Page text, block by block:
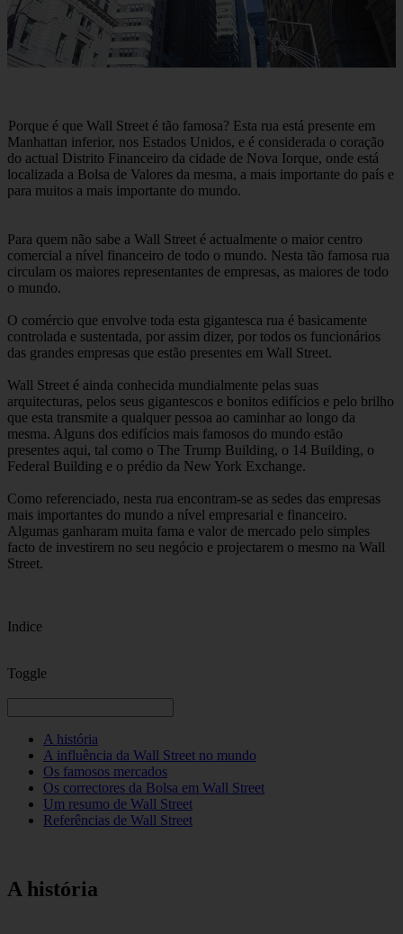
Porque é que Wall Street é tão famosa? Esta rua está presente em
Manhattan inferior, nos Estados Unidos, e é considerada o coração
do actual Distrito Financeiro da cidade de Nova Iorque, onde está
localizada a Bolsa de Valores da mesma, a mais importante do país e
para muitos a mais importante do mundo.
Para quem não sabe a Wall Street é actualmente o maior centro
comercial a nível financeiro de todo o mundo. Nesta tão famosa rua
circulam os maiores representantes de empresas, as maiores de todo
o mundo.
O comércio que envolve toda esta gigantesca rua é basicamente
controlada e sustentada, por assim dizer, por todos os funcionários
das grandes empresas que estão presentes em Wall Street.
Wall Street é ainda conhecida mundialmente pelas suas
arquitecturas, pelos seus gigantescos e bonitos edifícios e pelo brilho
que esta transmite a qualquer pessoa ao caminhar ao longo da
mesma. Alguns dos edifícios mais famosos do mundo estão
presentes aqui, tal como o The Trump Building, o 14 Building, o
Federal Building e o prédio da New York Exchange.
Como referenciado, nesta rua encontram-se as sedes das empresas
mais importantes do mundo a nível empresarial e financeiro.
Algumas ganharam muita fama e valor de mercado pelo simples
facto de investirem no seu negócio e projectarem o mesmo na Wall
Street.
Indice
Toggle
A história
A influência da Wall Street no mundo
Os famosos mercados
Os correctores da Bolsa em Wall Street
Um resumo de Wall Street
Referências de Wall Street
A história